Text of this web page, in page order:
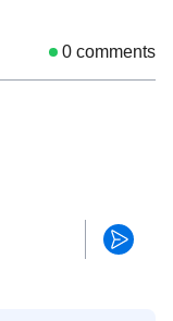
0 comments